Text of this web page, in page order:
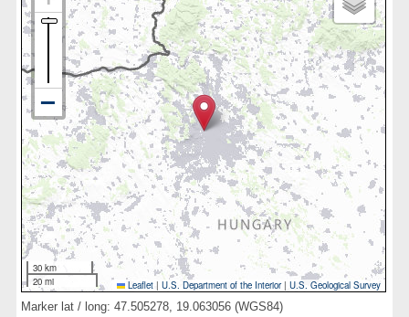
30 km
20 mi
Leaflet | U.S. Department of the Interior|U.S. Geological Survey
Marker lat / long: 47.505278, 19.063056 (WGS84)